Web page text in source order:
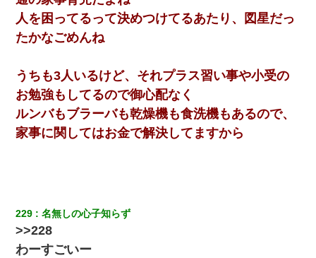
人を困ってるって決めつけてるあたり、図星だっ
たかなごめんね
うちも3人いるけど、それプラス習い事や小受の
お勉強もしてるので御心配なく
ルンバもブラーバも乾燥機も食洗機もあるので、
家事に関してはお金で解決してますから
229 名無しの心子知らず
>>228
わーすごいー